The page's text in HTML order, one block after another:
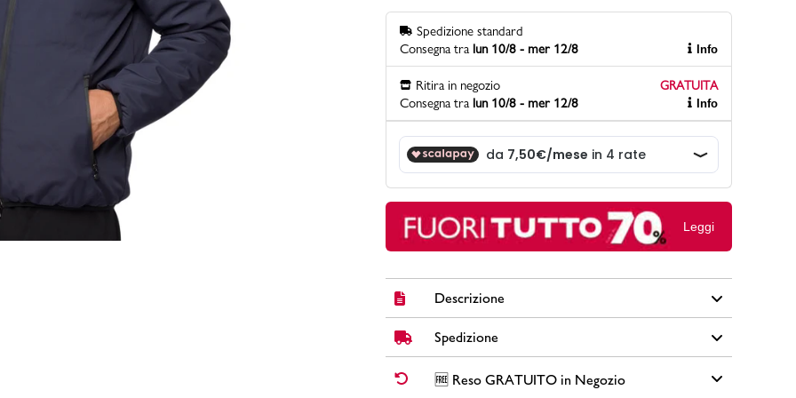
Scopri di più
la guida
PittaRosso
Back to School 2026: la guida definitiva per il
rientro a scuola
PittaRosso
Gioco della scarpa al matrimonio e idee
divertenti con le calzature
Spedizione standard
Consegna tra lun 10/8 - mer 12/8 Info
Ritira in negozio
GRATUITA
Consegna tra lun 10/8 - mer 12/8 Info
Leggi
Descrizione
Giacca tecnica reversibile da uomo Gate 76 colore blu
scuro con chiusura a zip, cappuccio, tasche esterne e
interne con parte interna in nero.
Spedizione
✅ Spedizione Standard GRATUITA DA € 30➡️ Consegna in
2-
🆓 Reso GRATUITO in Negozio